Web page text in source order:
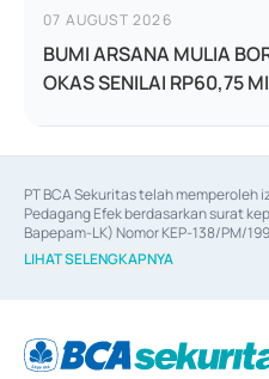
07 AUGUST 2026
BUMI ARSANA MULIA
OKAS SENILAI RP60,75
PT BCA Sekuritas telah memperoleh
Pedagang Efek berdasarkan surat
Bapepam-LK) Nomor KEP-138/PM/
06/D.04/2014 tanggal 28 Februari
Efek berdasarkan surat keputusan
berdasarkan surat keputusan Otoritas
67/PM.21/2017 tanggal 3 Februari
LIHAT SELENGKAPNYA